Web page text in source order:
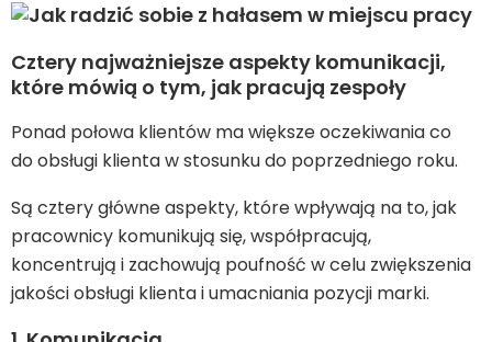
Cztery najważniejsze aspekty komunikacji,
które mówią o tym, jak pracują zespoły
Ponad połowa klientów ma większe oczekiwania co
do obsługi klienta w stosunku do poprzedniego roku.
Są cztery główne aspekty, które wpływają na to, jak
pracownicy komunikują się, współpracują,
koncentrują i zachowują poufność w celu zwiększenia
jakości obsługi klienta i umacniania pozycji marki.